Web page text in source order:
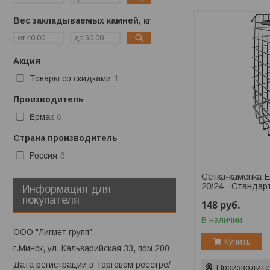
Сетка-каменка
20/24 -
148 руб.
В наличии
Купить
Вес закладываемых камней, кг
Акция
Товары со скидками 1
Производитель
Ермак 6
Страна производитель
Россия 6
Информация для
покупателя
ООО "Лигмет групп"
г.Минск, ул. Кальварийская 33, пом.200
Дата регистрации в Торговом реестре/